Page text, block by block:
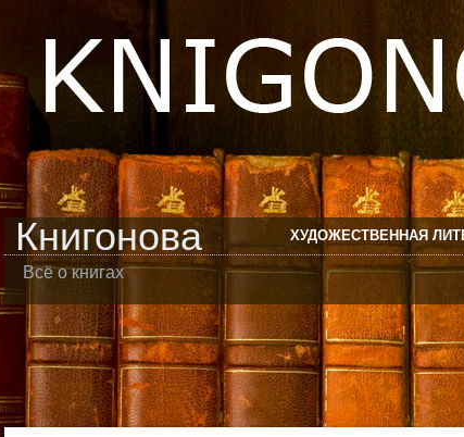
Книгонова
Всё о книгах
ХУДОЖЕСТВЕННАЯ